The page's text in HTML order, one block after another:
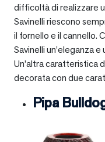
difficoltà di realizzare
Savinelli riescono
il fornello e il cannello.
Savinelli un’eleganza
Un’altra caratteristica
decorata con due
Pipa